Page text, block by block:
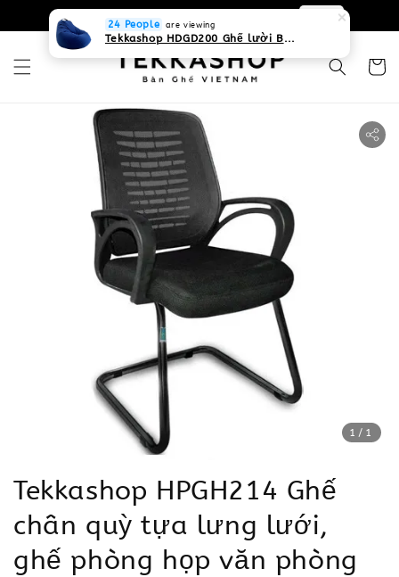
0931268840 Liên hệ với chúng tôi
1 /1
Tekkashop HPGH214 Ghế
chân quỳ tựa lưng lưới,
ghế phòng họp văn phòng
24 People are viewing
Tekkashop HDGD200 Ghế lười Beanbag form truyền thống, chất liệu Olefin canvas kháng nước, màu xanh biển, có thể sử dụng trong nhà và cả ngoài trời, có quai xách